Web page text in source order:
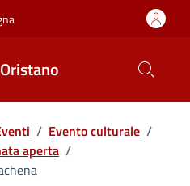
/ Evento culturale /
aperta /